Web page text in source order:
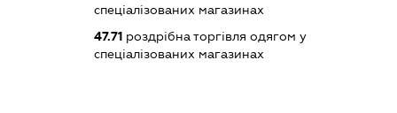
спеціалізованих магазинах
47.71 роздрібна торгівля одягом у
спеціалізованих магазинах